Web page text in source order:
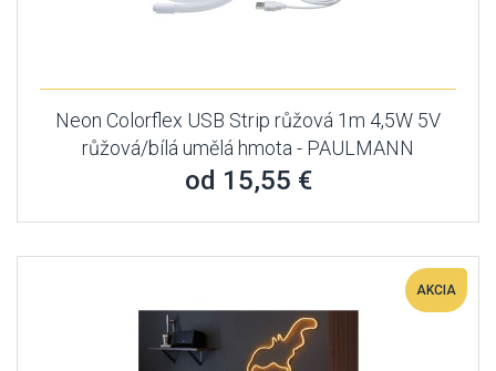
Neon Colorflex USB Strip růžová 1m 4,5W 5V
růžová/bílá umělá hmota - PAULMANN
od 15,55 €
AKCIA